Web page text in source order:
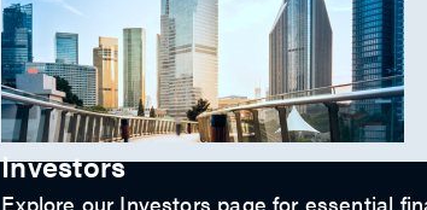
Investors
Explore our Investors page for essential